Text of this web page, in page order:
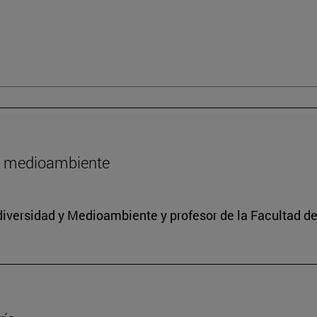
medioambiente
y Medioambiente y profesor de la Facultad